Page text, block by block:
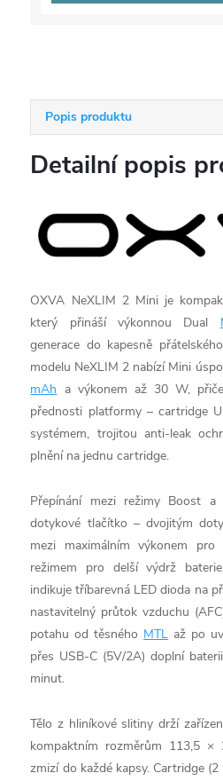
Popis produktu
Detailní popis
OXVA NeXLIM 2 Mini je
který přináší výkonnou Dual
generace do kapesně
modelu NeXLIM 2 nabízí Mini
mAh a výkonem až 30 W,
přednosti platformy – cartridge
systémem, trojitou anti-leak
plnění na jednu cartridge.
Přepínání mezi režimy Boost a
dotykové tlačítko – dvojitým
mezi maximálním výkonem
režimem pro delší výdrž
indikuje tříbarevná LED dioda na
nastavitelný průtok vzduchu
potahu od těsného MTL až po
přes USB-C (5V/2A) doplní
minut.
Tělo z hliníkové slitiny drží
kompaktním rozměrům 113,5
zmizí do každé kapsy. Cartridge